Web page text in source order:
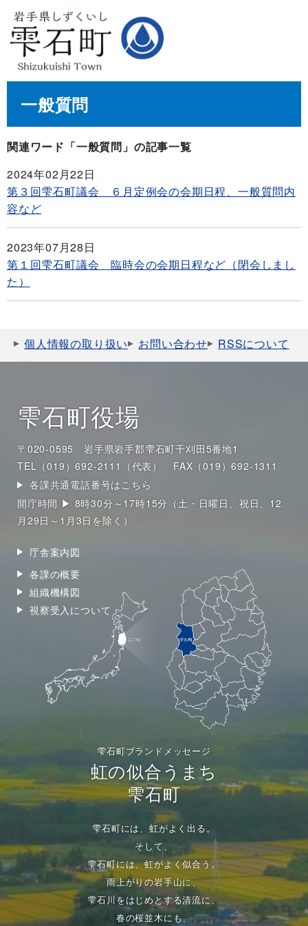
一般質問
関連ワード「一般質問」の記事一覧
2024年02月22日
第３回雫石町議会 ６月定例会の会期日程、一般質問内
容など
2023年07月28日
第１回雫石町議会 臨時会の会期日程など（閉会しまし
た）
個人情報の取り扱い お問い合わせ RSSについて
雫石町役場
〒020-0595 岩手県岩手郡雫石町千刈田5番地1
TEL（019）692-2111（代表）
FAX（019）692-1311
各課共通電話番号はこちら
開庁時間 ▶ 8時30分～17時15分（土・日曜日、祝日、12
月29日～1月3日を除く）
庁舎案内図
各課の概要
組織機構図
視察受入について
雫石町ブランドメッセージ
虹の似合うまち
雫石町
雫石町には、虹がよく出る。
そして、
雫石町には、虹がよく似合う。
雨上がりの岩手山に、
雫石川をはじめとする清流に、
春の桜並木にも、